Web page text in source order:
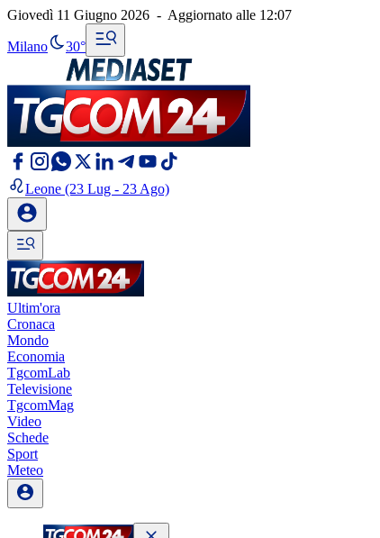
Giovedì 11 Giugno 2026 - Aggiornato alle 12:07
Milano 30°
Leone (23 Lug - 23 Ago)
Ultim'ora
Cronaca
Mondo
Economia
TgcomLab
Televisione
TgcomMag
Video
Schede
Sport
Meteo